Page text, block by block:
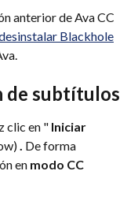
anterior de Ava CC
Blackhole
de subtítulos
clic en " Iniciar
. De forma
en modo CC